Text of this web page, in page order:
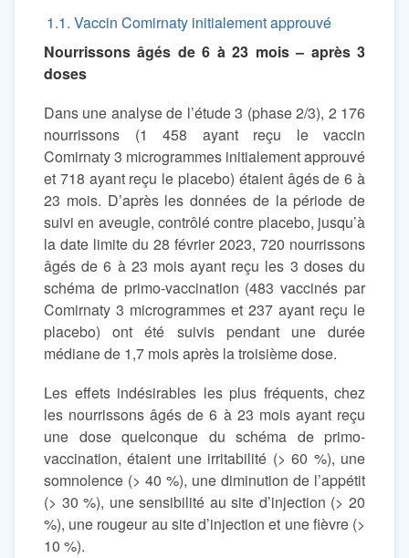
1.1. Vaccin Comirnaty initialement approuvé
Nourrissons âgés de 6 à 23 mois – après 3
doses
Dans une analyse de l’étude 3 (phase 2/3), 2 176
nourrissons (1 458 ayant reçu le vaccin
Comirnaty 3 microgrammes initialement approuvé
et 718 ayant reçu le placebo) étaient âgés de 6 à
23 mois. D’après les données de la période de
suivi en aveugle, contrôlé contre placebo, jusqu’à
la date limite du 28 février 2023, 720 nourrissons
âgés de 6 à 23 mois ayant reçu les 3 doses du
schéma de primo-vaccination (483 vaccinés par
Comirnaty 3 microgrammes et 237 ayant reçu le
placebo) ont été suivis pendant une durée
médiane de 1,7 mois après la troisième dose.
Les effets indésirables les plus fréquents, chez
les nourrissons âgés de 6 à 23 mois ayant reçu
une dose quelconque du schéma de primo-
vaccination, étaient une irritabilité (> 60 %), une
somnolence (> 40 %), une diminution de l’appétit
(> 30 %), une sensibilité au site d’injection (> 20
%), une rougeur au site d’injection et une fièvre (>
10 %).